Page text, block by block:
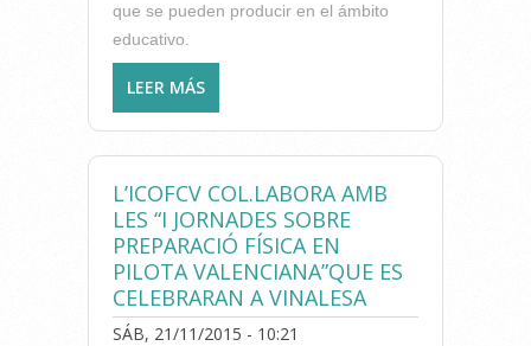
que se pueden producir en el ámbito
educativo.
LEER MÁS
FISIOTERAPIA DE LA UV
ALUMNOS DE SECUNDARIA Y
BACHILLER APRENDAN CÓMO
CUIDAR LA ESPALDA
L’ICOFCV COL.LABORA AMB
LES “I JORNADES SOBRE
PREPARACIÓ FÍSICA EN
PILOTA VALENCIANA”QUE ES
CELEBRARAN A VINALESA
SÁB, 21/11/2015 - 10:21